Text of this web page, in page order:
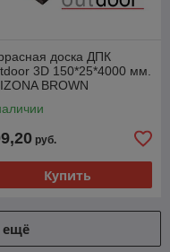
доска ДПК
3D 150*25*4000 мм.
BROWN
руб.
Купить
ещё